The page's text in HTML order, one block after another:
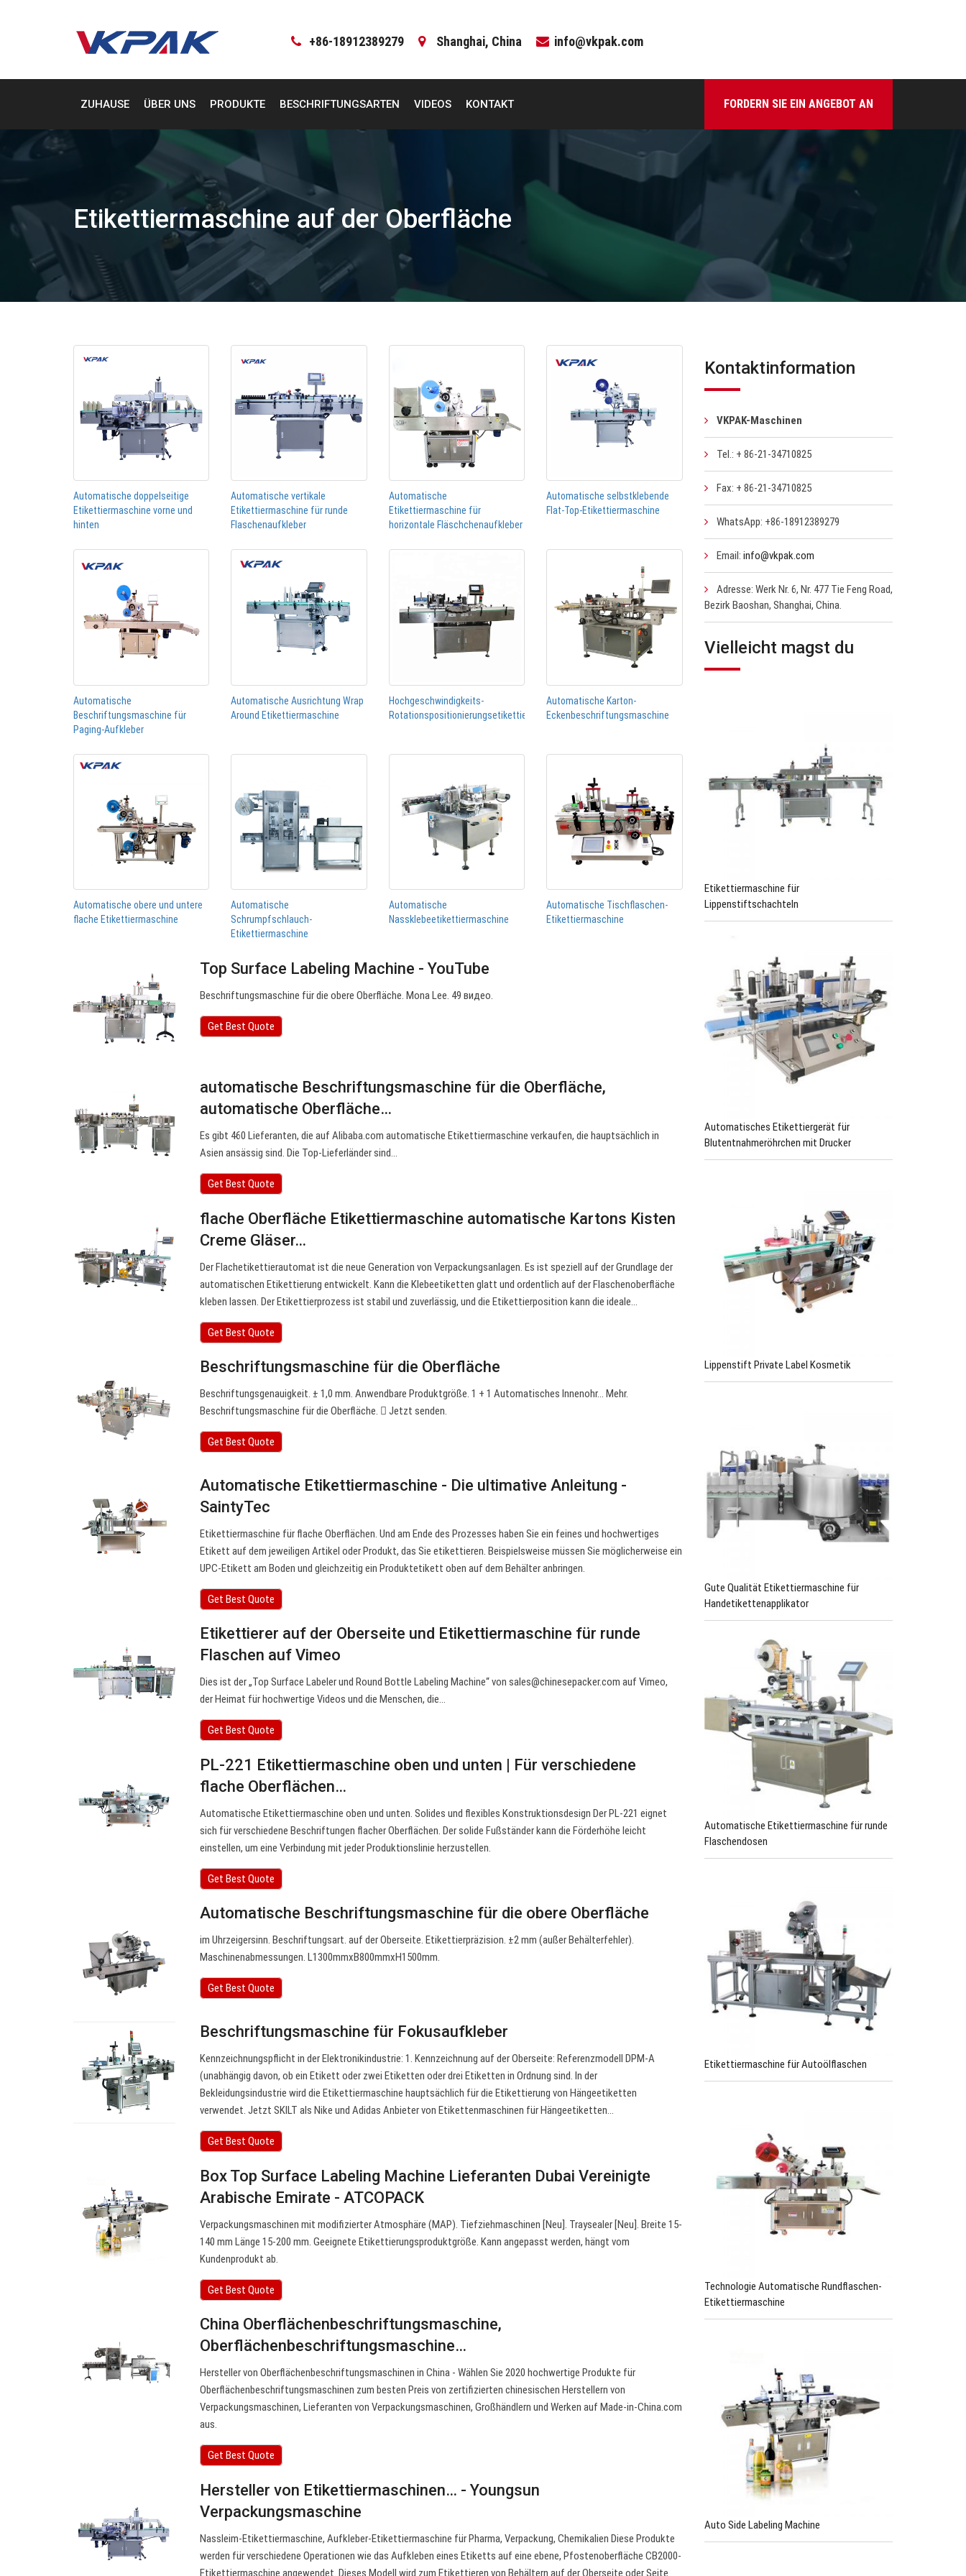
+86-18912389279 Shanghai, China info@vkpak.com
ZUHAUSE ÜBER UNS PRODUKTE BESCHRIFTUNGSARTEN VIDEOS KONTAKT FORDERN SIE EIN ANGEBOT AN
Etikettiermaschine auf der Oberfläche
Automatische doppelseitige
Etikettiermaschine vorne und
hinten
Automatische vertikale
Etikettiermaschine für runde
Flaschenaufkleber
Automatische
Etikettiermaschine für
horizontale Fläschchenaufkleber
Automatische selbstklebende
Flat-Top-Etikettiermaschine
Automatische
Beschriftungsmaschine für
Paging-Aufkleber
Automatische Ausrichtung Wrap
Around Etikettiermaschine
Hochgeschwindigkeits-
Rotationspositionierungsetikettiermaschine
Automatische Karton-
Eckenbeschriftungsmaschine
Automatische obere und untere
flache Etikettiermaschine
Automatische
Schrumpfschlauch-
Etikettiermaschine
Automatische
Nassklebeetikettiermaschine
Automatische Tischflaschen-
Etikettiermaschine
Top Surface Labeling Machine - YouTube
Beschriftungsmaschine für die obere Oberfläche. Mona Lee. 49 видео.
Get Best Quote
automatische Beschriftungsmaschine für die Oberfläche,
automatische Oberfläche…
Es gibt 460 Lieferanten, die auf Alibaba.com automatische Etikettiermaschine verkaufen, die hauptsächlich in
Asien ansässig sind. Die Top-Lieferländer sind…
Get Best Quote
flache Oberfläche Etikettiermaschine automatische Kartons Kisten
Creme Gläser…
Der Flachetikettierautomat ist die neue Generation von Verpackungsanlagen. Es ist speziell auf der Grundlage der
automatischen Etikettierung entwickelt. Kann die Klebeetiketten glatt und ordentlich auf der Flaschenoberfläche
kleben lassen. Der Etikettierprozess ist stabil und zuverlässig, und die Etikettierposition kann die ideale…
Get Best Quote
Beschriftungsmaschine für die Oberfläche
Beschriftungsgenauigkeit. ± 1,0 mm. Anwendbare Produktgröße. 1 + 1 Automatisches Innenohr… Mehr.
Beschriftungsmaschine für die Oberfläche.  Jetzt senden.
Get Best Quote
Automatische Etikettiermaschine - Die ultimative Anleitung -
SaintyTec
Etikettiermaschine für flache Oberflächen. Und am Ende des Prozesses haben Sie ein feines und hochwertiges
Etikett auf dem jeweiligen Artikel oder Produkt, das Sie etikettieren. Beispielsweise müssen Sie möglicherweise ein
UPC-Etikett am Boden und gleichzeitig ein Produktetikett oben auf dem Behälter anbringen.
Get Best Quote
Etikettierer auf der Oberseite und Etikettiermaschine für runde
Flaschen auf Vimeo
Dies ist der „Top Surface Labeler und Round Bottle Labeling Machine“ vonsales@chinesepacker.com auf Vimeo,
der Heimat für hochwertige Videos und die Menschen, die…
Get Best Quote
PL-221 Etikettiermaschine oben und unten | Für verschiedene
flache Oberflächen…
Automatische Etikettiermaschine oben und unten. Solides und flexibles Konstruktionsdesign Der PL-221 eignet
sich für verschiedene Beschriftungen flacher Oberflächen. Der solide Fußständer kann die Förderhöhe leicht
einstellen, um eine Verbindung mit jeder Produktionslinie herzustellen.
Get Best Quote
Automatische Beschriftungsmaschine für die obere Oberfläche
im Uhrzeigersinn. Beschriftungsart. auf der Oberseite. Etikettierpräzision. ±2 mm (außer Behälterfehler).
Maschinenabmessungen. L1300mmxB800mmxH1500mm.
Get Best Quote
Beschriftungsmaschine für Fokusaufkleber
Kennzeichnungspflicht in der Elektronikindustrie: 1. Kennzeichnung auf der Oberseite: Referenzmodell DPM-A
(unabhängig davon, ob ein Etikett oder zwei Etiketten oder drei Etiketten in Ordnung sind. In der
Bekleidungsindustrie wird die Etikettiermaschine hauptsächlich für die Etikettierung von Hängeetiketten
verwendet. Jetzt SKILT als Nike und Adidas Anbieter von Etikettenmaschinen für Hängeetiketten…
Get Best Quote
Box Top Surface Labeling Machine Lieferanten Dubai Vereinigte
Arabische Emirate - ATCOPACK
Verpackungsmaschinen mit modifizierter Atmosphäre (MAP). Tiefziehmaschinen [Neu]. Traysealer [Neu]. Breite 15-
140 mm Länge 15-200 mm. Geeignete Etikettierungsproduktgröße. Kann angepasst werden, hängt vom
Kundenprodukt ab.
Get Best Quote
China Oberflächenbeschriftungsmaschine,
Oberflächenbeschriftungsmaschine…
Hersteller von Oberflächenbeschriftungsmaschinen in China - Wählen Sie 2020 hochwertige Produkte für
Oberflächenbeschriftungsmaschinen zum besten Preis von zertifizierten chinesischen Herstellern von
Verpackungsmaschinen, Lieferanten von Verpackungsmaschinen, Großhändlern und Werken auf Made-in-China.com
aus.
Get Best Quote
Hersteller von Etikettiermaschinen… - Youngsun
Verpackungsmaschine
Nassleim-Etikettiermaschine, Aufkleber-Etikettiermaschine für Pharma, Verpackung, Chemikalien Diese Produkte
werden für verschiedene Operationen wie das Aufkleben eines Etiketts auf eine ebene, Pfostenoberfläche CB2000-
Etikettiermaschine angewendet. Dieses Modell wird zum Etikettieren von Behältern auf der Oberseite oder Seite
Kontaktinformation
VKPAK-Maschinen
Tel.: + 86-21-34710825
Fax: + 86-21-34710825
WhatsApp: +86-18912389279
Email: info@vkpak.com
Adresse: Werk Nr. 6, Nr. 477 Tie Feng Road,
Bezirk Baoshan, Shanghai, China.
Vielleicht magst du
Etikettiermaschine für
Lippenstiftschachteln
Automatisches Etikettiergerät für
Blutentnahmeröhrchen mit Drucker
Lippenstift Private Label Kosmetik
Gute Qualität Etikettiermaschine für
Handetikettenapplikator
Automatische Etikettiermaschine für runde
Flaschendosen
Etikettiermaschine für Autoölflaschen
Technologie Automatische Rundflaschen-
Etikettiermaschine
Auto Side Labeling Machine